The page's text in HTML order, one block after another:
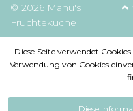
© 2026 Manu's
Früchteküche
Diese Seite verwendet
Verwendung von Cookies
Diese